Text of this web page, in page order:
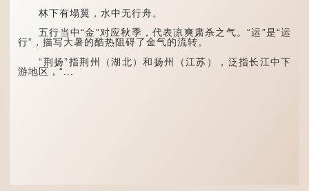
林下有塌翼，水中无行舟。
五行当中“金”对应秋季，代表凉爽肃杀之气。“运”是“运
行”，描写大暑的酷热阻碍了金气的流转。
“荆扬”指荆州（湖北）和扬州（江苏），泛指长江中下
游地区，“...